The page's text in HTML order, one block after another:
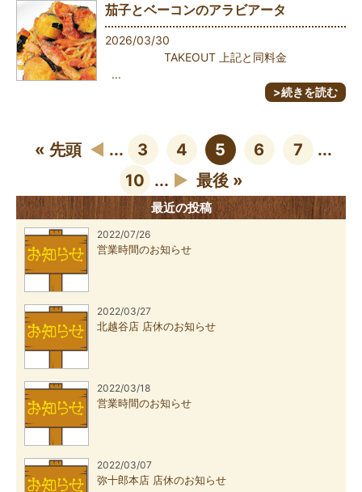
茄子とベーコンのアラビアータ
2026/03/30
TAKEOUT 上記と同料金
...
>続きを読む
« 先頭 ◀︎ ... 3 4 5 6 7
...
10 ... ▶︎ 最後 »
最近の投稿
2022/07/26
営業時間のお知らせ
2022/03/27
北越谷店 店休のお知らせ
2022/03/18
営業時間のお知らせ
2022/03/07
弥十郎本店 店休のお知らせ